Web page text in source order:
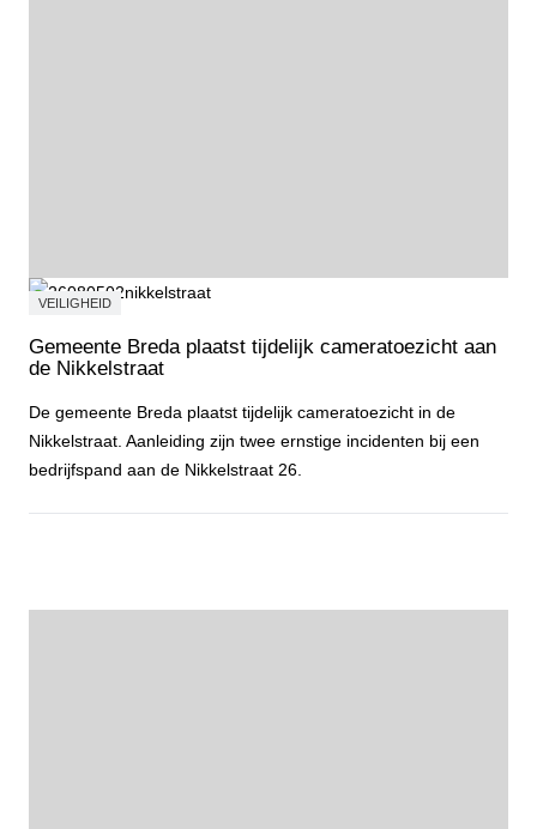
VEILIGHEID
Gemeente Breda plaatst tijdelijk cameratoezicht aan
de Nikkelstraat
De gemeente Breda plaatst tijdelijk cameratoezicht in de
Nikkelstraat. Aanleiding zijn twee ernstige incidenten bij een
bedrijfspand aan de Nikkelstraat 26.